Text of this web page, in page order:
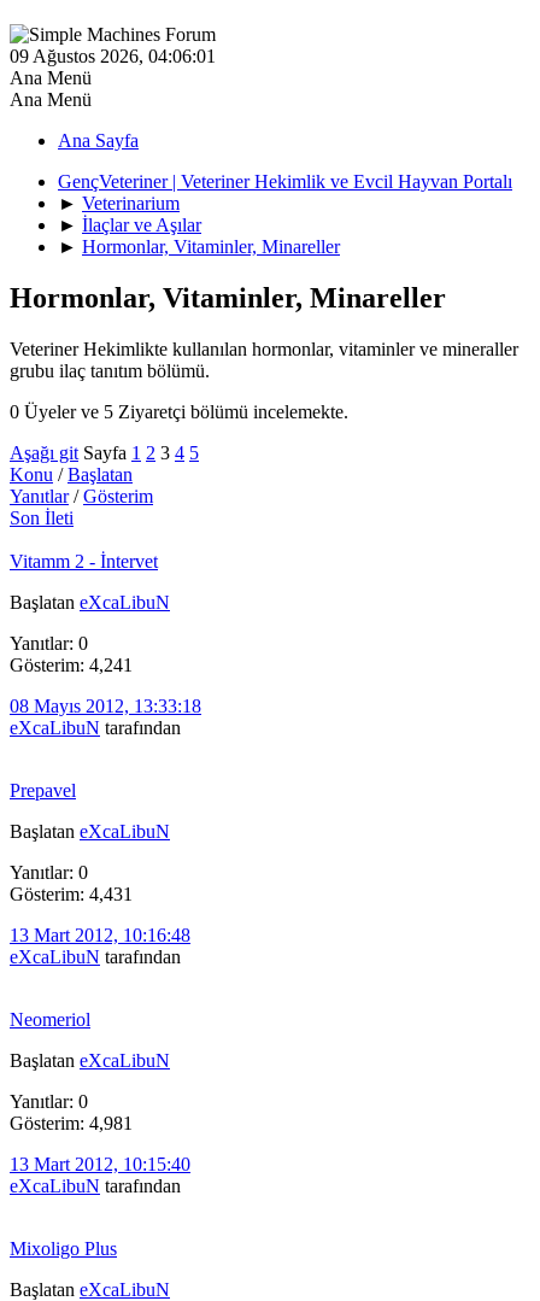
09 Ağustos 2026, 04:06:01
Ana Menü
Ana Menü
Ana Sayfa
GençVeteriner | Veteriner Hekimlik ve Evcil Hayvan Portalı
► Veterinarium
► İlaçlar ve Aşılar
► Hormonlar, Vitaminler, Minareller
Hormonlar, Vitaminler, Minareller
Veteriner Hekimlikte kullanılan hormonlar, vitaminler ve mineraller
grubu ilaç tanıtım bölümü.
0 Üyeler ve 5 Ziyaretçi bölümü incelemekte.
Aşağı git Sayfa 1 2 3 4 5
Konu /Başlatan
Yanıtlar/Gösterim
Son İleti
Vitamm 2 - İntervet
Başlatan eXcaLibuN
Yanıtlar: 0
Gösterim: 4,241
08 Mayıs 2012, 13:33:18
eXcaLibuN tarafından
Prepavel
Başlatan eXcaLibuN
Yanıtlar: 0
Gösterim: 4,431
13 Mart 2012, 10:16:48
eXcaLibuN tarafından
Neomeriol
Başlatan eXcaLibuN
Yanıtlar: 0
Gösterim: 4,981
13 Mart 2012, 10:15:40
eXcaLibuN tarafından
Mixoligo Plus
Başlatan eXcaLibuN